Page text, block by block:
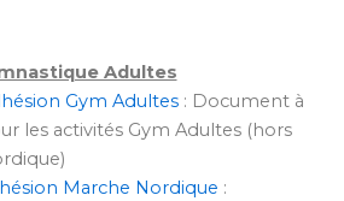
Adultes
Gym Adultes: Document à
les activités Gym Adultes (hors
Marche Nordique :